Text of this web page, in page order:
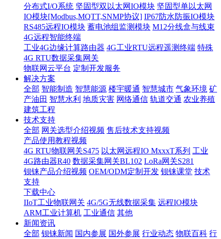
分布式I/O系统 坚固型双以太网IO模块 坚固型单以太网
IO模块[Modbus,MQTT,SNMP协议] IP67防水防振IO模块
RS485远程IO模块 蓄电池组监测模块 M12分线盒与线束
4G远程智能终端
工业4G边缘计算路由器 4G工业RTU远程遥测终端 特殊
4G RTU数据采集网关
物联网云平台 定制开发服务
解决方案
全部 智能制造 智慧能源 楼宇暖通 智慧城市 气象环境 矿
产油田 智慧水利 地质灾害 网络通信 轨道交通 农业养殖
建筑工程
技术支持
全部 网关选型介绍视频 售后技术支持视频
产品使用教程视频
4G RTU物联网关S475 以太网远程IO MxxxT系列 工业
4G路由器R40 数据采集网关BL102 LoRa网关S281
钡铼产品介绍视频 OEM/ODM定制开发 钡铼课堂 技术
支持
下载中心
IIoT工业物联网关 4G/5G无线数据采集 远程IO模块
ARM工业计算机 工业通信 其他
新闻资讯
全部 钡铼新闻 国内参展 国外参展 行业动态 物联百科 行